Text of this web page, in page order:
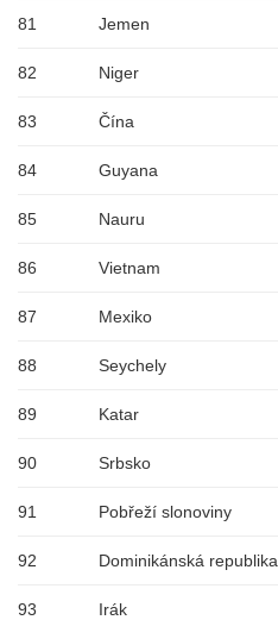
81 Jemen
82 Niger
83 Čína
84 Guyana
85 Nauru
86 Vietnam
87 Mexiko
88 Seychely
89 Katar
90 Srbsko
91 Pobřeží slonoviny
92 Dominikánská republika
93 Irák